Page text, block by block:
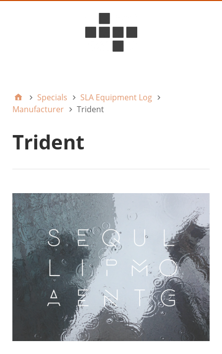
Specials
SLA Equipment Log
Manufacturer
Trident
Trident